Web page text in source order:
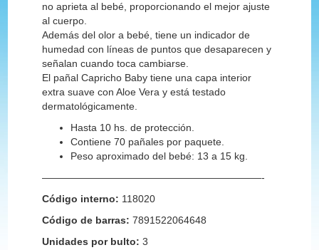
no aprieta al bebé, proporcionando el mejor ajuste
al cuerpo.
Además del olor a bebé, tiene un indicador de
humedad con líneas de puntos que desaparecen y
señalan cuando toca cambiarse.
El pañal Capricho Baby tiene una capa interior
extra suave con Aloe Vera y está testado
dermatológicamente.
Hasta 10 hs. de protección.
Contiene 70 pañales por paquete.
Peso aproximado del bebé: 13 a 15 kg.
——————————————————————-
Código interno: 118020
Código de barras: 7891522064648
Unidades por bulto:3